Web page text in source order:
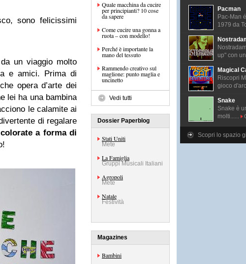
sono felicissimi
un viaggio molto
e amici. Prima di
opera d’arte dei
lei ha una bambina
le calamite ai
di regalare
a forma di
Quale macchina da cucire
per principianti? 10 cose
da sapere
Come cucire una gonna a
ruota – con modello!
Perché è importante la
mano del tessuto
Rammendo creativo sul
maglione: punto maglia e
uncinetto
Vedi tutti
Dossier Paperblog
Stati Uniti
Mete
La Famiglia
Gruppi Musicali Italiani
Agropoli
Mete
Natale
Festività
Magazines
Bambini
Pacman
Pac-Man
1979 da
up" con
Magical
Riscopri
gioco
Snake
Snake è
molti......
Scopri lo spazio